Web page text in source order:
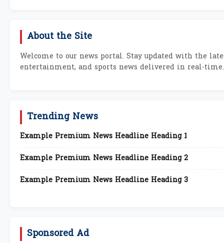
About the Site
Welcome to our news portal. Stay updated with the
entertainment, and sports news delivered in real-time.
Trending News
Example Premium News Headline Heading 1
Example Premium News Headline Heading 2
Example Premium News Headline Heading 3
Sponsored Ad